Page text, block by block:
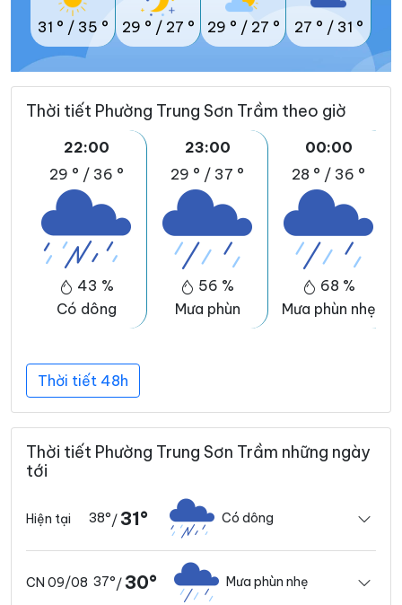
31 ° / 35 ° 29 ° / 27 ° 29 ° / 27 ° 27 ° / 31 °
Thời tiết Phường Trung Sơn Trầm theo giờ
22:00
29 ° / 36 °
43 %
Có dông
23:00
29 ° / 37 °
56 %
Mưa phùn
00:00
28 ° / 36 °
68 %
Mưa phùn nhẹ
Thời tiết 48h
Thời tiết Phường Trung Sơn Trầm những ngày
tới
Hiện tại 38°/31° Có dông
CN 09/08 37°/30° Mưa phùn nhẹ